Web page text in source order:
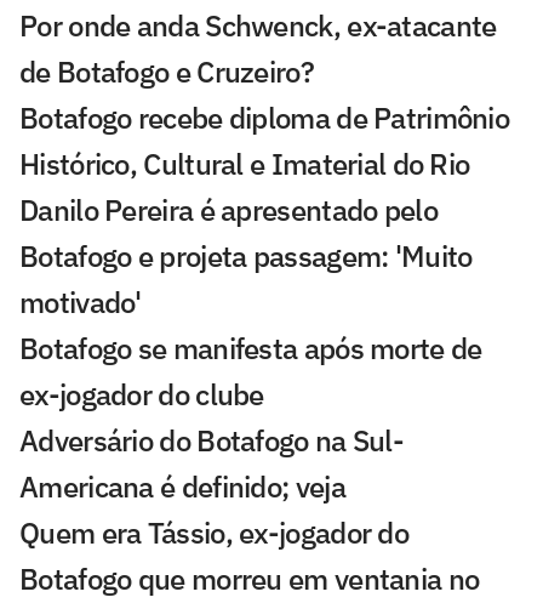
Por onde anda Schwenck, ex-atacante
de Botafogo e Cruzeiro?
Botafogo recebe diploma de Patrimônio
Histórico, Cultural e Imaterial do Rio
Danilo Pereira é apresentado pelo
Botafogo e projeta passagem: 'Muito
motivado'
Botafogo se manifesta após morte de
ex-jogador do clube
Adversário do Botafogo na Sul-
Americana é definido; veja
Quem era Tássio, ex-jogador do
Botafogo que morreu em ventania no